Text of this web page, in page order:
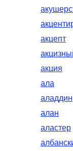
акцепт
акция
ала
аладдин
алан
аластер